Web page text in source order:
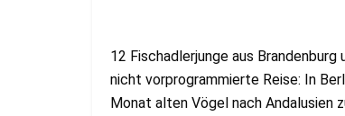
12 Fischadlerjunge aus
nicht vorprogrammierte Reise: In
Monat alten Vögel nach Andalusien